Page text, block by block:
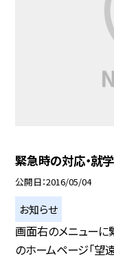
緊急時の対応・就
公開日 2016/05/04
お知らせ
画面右のメニューに
のホームページ「望遠